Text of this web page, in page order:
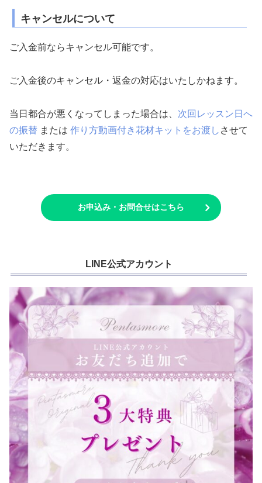
キャンセルについて
ご入金前ならキャンセル可能です。
ご入金後のキャンセル・返金の対応はいたしかねます。
当日都合が悪くなってしまった場合は、 次回レッスン日へ
の振替 または 作り方動画付き花材キットをお渡し させて
いただきます。
お申込み・お問合せはこちら
LINE公式アカウント